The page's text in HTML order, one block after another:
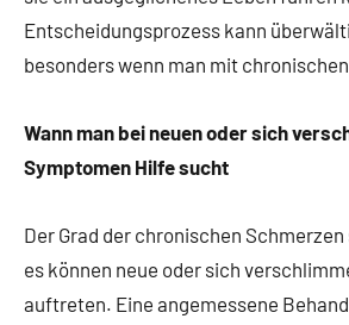
Entscheidungsprozess kann
besonders wenn man mit
Wann man bei neuen oder sich
Symptomen Hilfe sucht
Der Grad der chronischen
es können neue oder sich
auftreten. Eine angemessene